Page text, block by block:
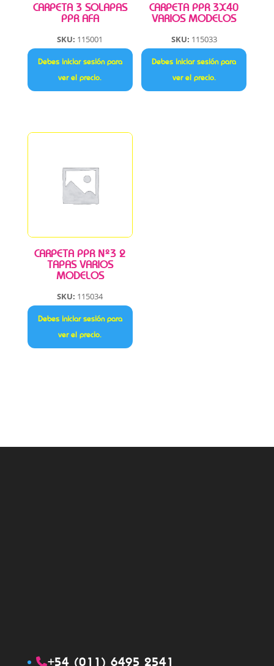
CARPETA 3 SOLAPAS
PPR AFA
SKU: 115001
Debes iniciar sesión para
ver el precio.
CARPETA PPR 3X40
VARIOS MODELOS
SKU: 115033
Debes iniciar sesión para
ver el precio.
CARPETA PPR Nº3 2
TAPAS VARIOS
MODELOS
SKU: 115034
Debes iniciar sesión para
ver el precio.
+54 (011) 6495 2541